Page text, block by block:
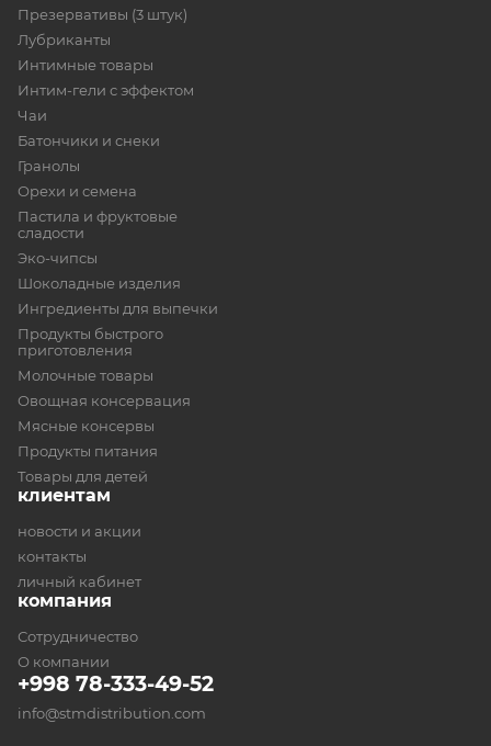
+998 78-333-49-52
info@stmdistribution.com
Презервативы (3 штук)
Лубриканты
Интимные товары
Интим-гели с эффектом
Чаи
Батончики и снеки
Гранолы
Орехи и семена
Пастила и фруктовые
сладости
Эко-чипсы
Шоколадные изделия
Ингредиенты для выпечки
Продукты быстрого
приготовления
Молочные товары
Овощная консервация
Мясные консервы
Продукты питания
Товары для детей
клиентам
новости и акции
контакты
личный кабинет
компания
Сотрудничество
О компании